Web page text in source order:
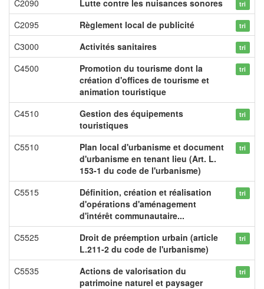
C2090 Lutte contre les nuisances sonores tri
C2095 Règlement local de publicité tri
C3000 Activités sanitaires tri
C4500
Promotion du tourisme dont la
création d'offices de tourisme et
animation touristique
tri
C4510
Gestion des équipements
touristiques
tri
C5510
Plan local d'urbanisme et document
d'urbanisme en tenant lieu (Art. L.
153-1 du code de l'urbanisme)
tri
C5515
Définition, création et réalisation
d'opérations d'aménagement
d'intérêt communautaire...
tri
C5525
Droit de préemption urbain (article
L.211-2 du code de l'urbanisme)
tri
C5535
Actions de valorisation du
patrimoine naturel et paysager
tri